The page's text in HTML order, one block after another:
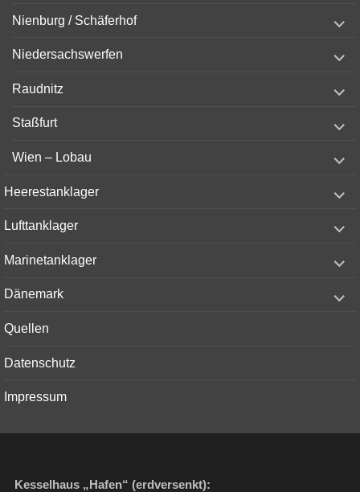
Nienburg / Schäferhof
child
Niedersachswerfen
child
Raudnitz
child
Staßfurt
child
Wien – Lobau
child
Heerestanklager
child
Lufttanklager
child
Marinetanklager
child
Dänemark
child
Quellen
Datenschutz
Impressum
Kesselhaus „Hafen“ (erdversenkt):